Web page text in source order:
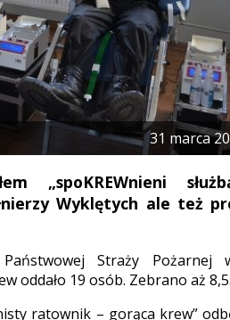
31 marca
„spoKREWnieni
Wyklętych ale też
Straży Pożarnej
oddało 19 osób. Zebrano aż
ratownik – gorąca krew”